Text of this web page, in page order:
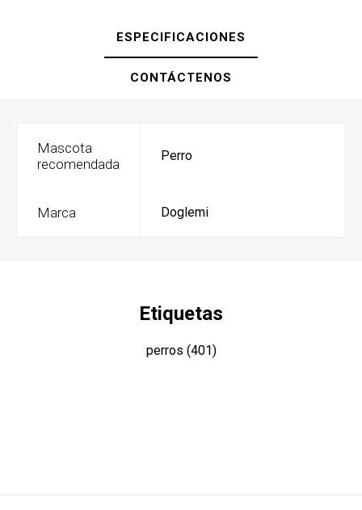
ESPECIFICACIONES
CONTÁCTENOS
Mascota
recomendada
Perro
Marca Doglemi
Etiquetas
perros (401)